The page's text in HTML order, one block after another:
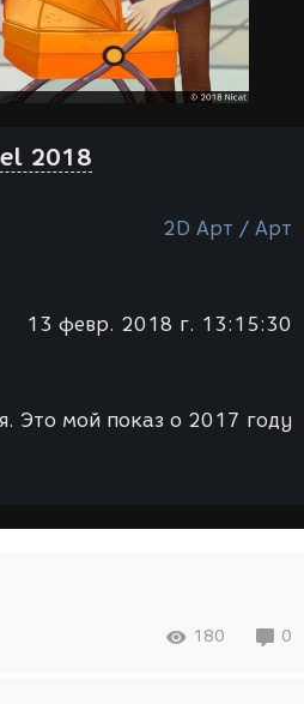
2018
2D Арт / Арт
13 февр. 2018 г. 13:15:30
180 0